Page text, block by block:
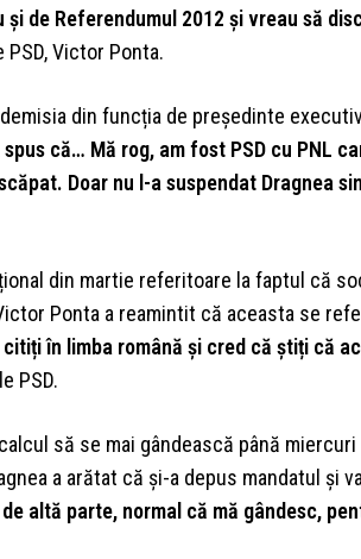
de Referendumul 2012 și vreau să
Victor Ponta.
din funcția de președinte
că… Mă rog, am fost PSD cu PNL
Doar nu l-a suspendat Dragnea
din martie referitoare la faptul că
Ponta a reamintit că aceasta se
în limba română și cred că știți că
PSD.
să se mai gândească până
a arătat că şi-a depus mandatul şi
de altă parte, normal că mă gândesc,